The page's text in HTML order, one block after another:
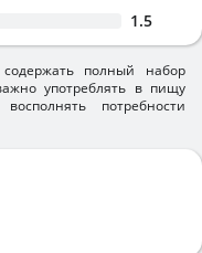
1.5
полный набор
употреблять в пищу
потребности